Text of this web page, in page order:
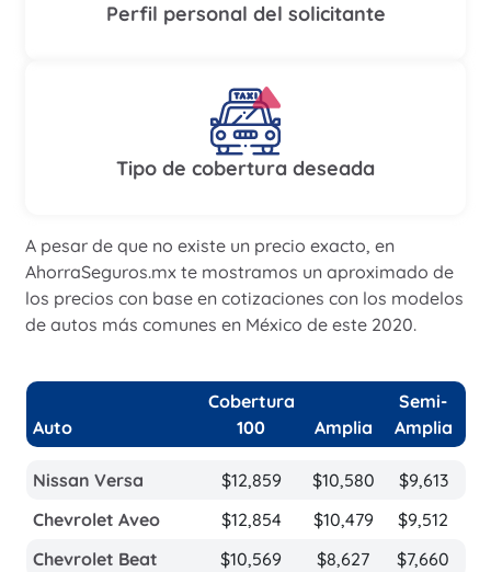
Perfil personal del solicitante
Tipo de cobertura deseada
A pesar de que no existe un precio exacto, en
AhorraSeguros.mx te mostramos un aproximado de
los precios con base en cotizaciones con los modelos
de autos más comunes en México de este 2020.
Auto
Cobertura
100
Amplia
Semi-
Amplia
Nissan Versa $12,859 $10,580
$9,613
Chevrolet Aveo
$12,854 $10,479
$9,512
Chevrolet Beat
$10,569 $8,627
$7,660